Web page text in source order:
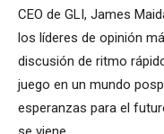
CEO de GLI, James
los líderes de opinión
discusión de ritmo
juego en un mundo
esperanzas para el